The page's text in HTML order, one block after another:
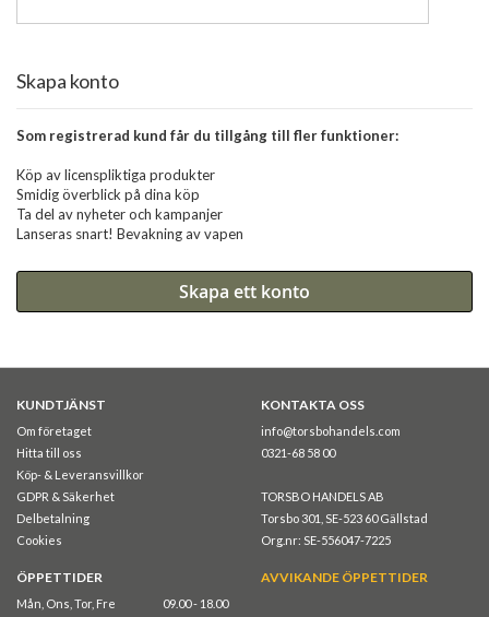
Skapa konto
Som registrerad kund får du tillgång till fler funktioner:
Köp av licenspliktiga produkter
Smidig överblick på dina köp
Ta del av nyheter och kampanjer
Lanseras snart! Bevakning av vapen
Skapa ett konto
KUNDTJÄNST
Om företaget
Hitta till oss
Köp- & Leveransvillkor
GDPR & Säkerhet
Delbetalning
Cookies
KONTAKTA OSS
info@torsbohandels.com
0321-68 58 00
TORSBO HANDELS AB
Torsbo 301, SE-523 60 Gällstad
Org.nr: SE-556047-7225
ÖPPETTIDER
Mån, Ons, Tor, Fre 09.00 - 18.00
AVVIKANDE ÖPPETTIDER